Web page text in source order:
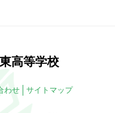
高等学校
わせ サイトマップ